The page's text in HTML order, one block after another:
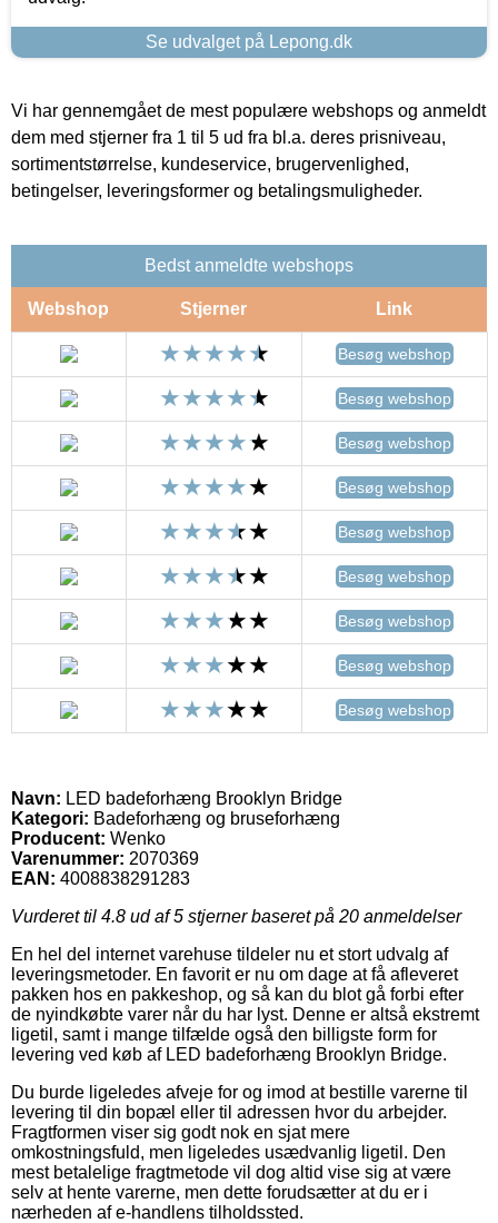
Se udvalget på Lepong.dk
Vi har gennemgået de mest populære webshops og anmeldt
dem med stjerner fra 1 til 5 ud fra bl.a. deres prisniveau,
sortimentstørrelse, kundeservice, brugervenlighed,
betingelser, leveringsformer og betalingsmuligheder.
Bedst anmeldte webshops
Webshop Stjerner Link
Besøg webshop
Besøg webshop
Besøg webshop
Besøg webshop
Besøg webshop
Besøg webshop
Besøg webshop
Besøg webshop
Besøg webshop
Navn: LED badeforhæng Brooklyn Bridge
Kategori: Badeforhæng og bruseforhæng
Producent: Wenko
Varenummer: 2070369
EAN: 4008838291283
Vurderet til 4.8 ud af 5 stjerner baseret på 20 anmeldelser
En hel del internet varehuse tildeler nu et stort udvalg af
leveringsmetoder. En favorit er nu om dage at få afleveret
pakken hos en pakkeshop, og så kan du blot gå forbi efter
de nyindkøbte varer når du har lyst. Denne er altså ekstremt
ligetil, samt i mange tilfælde også den billigste form for
levering ved køb af LED badeforhæng Brooklyn Bridge.
Du burde ligeledes afveje for og imod at bestille varerne til
levering til din bopæl eller til adressen hvor du arbejder.
Fragtformen viser sig godt nok en sjat mere
omkostningsfuld, men ligeledes usædvanlig ligetil. Den
mest betalelige fragtmetode vil dog altid vise sig at være
selv at hente varerne, men dette forudsætter at du er i
nærheden af e-handlens tilholdssted.